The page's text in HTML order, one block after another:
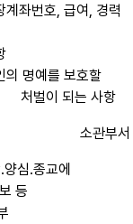
좌번호, 급여, 경력
의 명예를 보호할
처벌이 되는 사항
소관부서
심․종교에
등